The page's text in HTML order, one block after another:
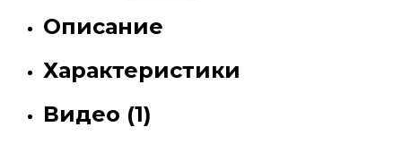
Описание
Характеристики
Видео (1)